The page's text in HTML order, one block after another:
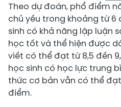
Theo dự đoán, phổ điểm
chủ yếu trong khoảng từ 6
sinh có khả năng lập luận
học tốt và thể hiện được
viết có thể đạt từ 8,5 đến
học sinh có học lực trung
thức cơ bản vẫn có thể
điểm.